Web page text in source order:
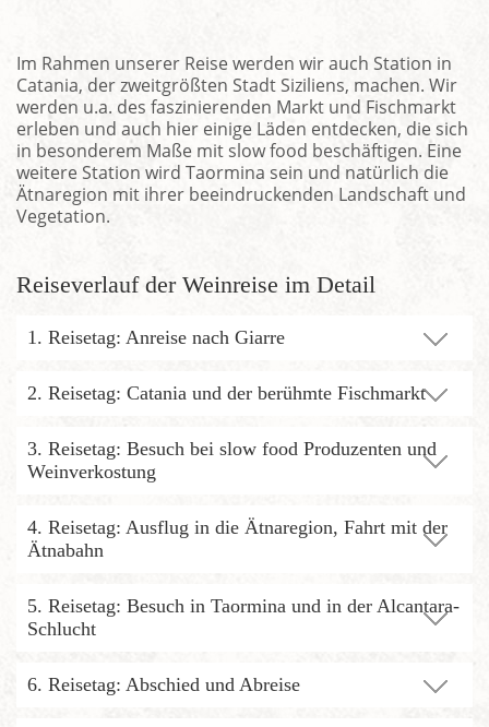
Im Rahmen unserer Reise werden wir auch Station in
Catania, der zweitgrößten Stadt Siziliens, machen. Wir
werden u.a. des faszinierenden Markt und Fischmarkt
erleben und auch hier einige Läden entdecken, die sich
in besonderem Maße mit slow food beschäftigen. Eine
weitere Station wird Taormina sein und natürlich die
Ätnaregion mit ihrer beeindruckenden Landschaft und
Vegetation.
Reiseverlauf der Weinreise im Detail
1. Reisetag: Anreise nach Giarre
2. Reisetag: Catania und der berühmte Fischmarkt
3. Reisetag: Besuch bei slow food Produzenten und
Weinverkostung
4. Reisetag: Ausflug in die Ätnaregion, Fahrt mit der
Ätnabahn
5. Reisetag: Besuch in Taormina und in der Alcantara-
Schlucht
6. Reisetag: Abschied und Abreise